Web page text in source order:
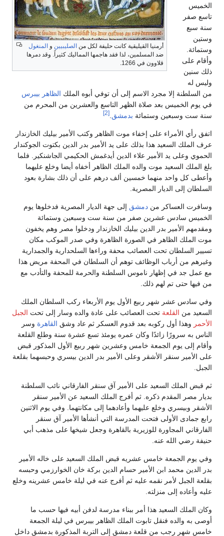
أرمنيا القيليقية كانت حليفة لكل من الصليبيين و المنغول
ضد المسلمين، لذا فقد هاجمها المماليك كثيراً. وقد دمرها
قلاوون في 1266.
الخميس
تاسع صفر
سنة سبع
وستين
وستمائة.‏
وأقام على
ذلك سنين
وليس له
من السلطنة إلا مجرد الاسم إلى أن توفي أبوه الملك الظاهر بيبرس
في يوم الخميس بعد صلاة الظهر التاسع والعشرين من المحرم من
سنة ست وسبعين وستمائة بدمشق‏ [2]
اتفق رأي الأمراء على إخفاء موت الظاهر وكتب الأمير بيليك الخازندار
عرف الملك السعيد هذا بذلك على يد الأمير بدر الدين بكتوت الجوكندار
الحموي وعلى يد الأمير علاء الدين أيدغمش الحكيمي الجاشنكير‏.‏ فلما
بلغ الملك السعيد موت والده الملك الظاهر أخفاه أيضا وخلع عليهما
وأعطى كل واحد منهما خمسين ألف درهم على أن ذلك بشارة بعود
السلطان إلى الديار المصرية‏.‏
وسافرت العساكر من دمشق إلى جهة الديار المصرية فدخلوها يوم
الخميس سادس عشرين صفر من سنة ست وسبعين وستمائة
ومقدمهم الأمير بدر الدين بيليك الخازندار ودخلوا مصر وهم يخفون
موت الملك الظاهر في الصورة الظاهرة وفي صدر الموكب مكان
تسيير السلطان تحت العصائب محفة وراءها السلحدارية والجمدارية
وغيرهم من أرباب الوظائف توهم أن السلطان في المحفة مريض هذا
مع عمل جد في إظهار ناموس السلطنة والحرمة للمحفة والتأدب مع
من فيها حتى تم لهم ذلك‏.‏
وفي سادس عشر شهر ربيع الأول يوم الأربعاء ركب السلطان الملك
السعيد من القلعة تحت العصائب على عادة والده وسار إلى تحت الجبل
الأحمر وهذا أول ركوبه بعد قدوم العسكر ثم عاد وشق القاهرة وسر
الناس به سرورًا زائدًا وكان عمره يومئذ تسع عشرة سنة وطلع القلعة
وأقام إلى يوم الجمعة خامس وعشرين شهر ربيع الأول المذكور قبض
على الأمير سنقر الأشقر وعلى الأمير بدر الدين بيسري وحبسهما بقلعة
الجبل‏.‏
ثم قبض الملك السعيد على الأمير آق سنقر الفارقاني نائب السلطنة
بديار مصر المقدم ذكره‏.‏ ثم أفرج الملك السعيد عن الأمير سنقر
الأشقر وبيسري وخلع عليهما وأعادهما إلى مكانتهما‏.‏ وفي يوم الاثنين
رابع جمادى الأولى فتحت المدرسة التي أنشأها الأمير آق سنقر
الفارقاني المجاورة للوزيرية بالقاهرة وجعل شيخها على مذهب أبي
حنيفة رضي الله عنه‏.‏
وفي يوم الجمعة خامس عشريه قبض الملك السعيد على خاله الأمير
بدر الدين محمد ابن الأمير حسام الدين بركة خان الخوارزمي وحبسه
بقلعة الجبل لأمر نقمه عليه ثم أفرج عنه في ليلة خامس عشرينه وخلع
عليه وأعاده إلى منزلته‏.‏
وكان الملك السعيد هذا أمر ببناء مدرسة لدفن أبيه فيها حسب ما
أوصى به والده فنقل تابوت الملك الظاهر بيبرس في ليلة الجمعة
خامس شهر رجب من قلعة دمشق إلى التربة المذكورة بدمشق داخل